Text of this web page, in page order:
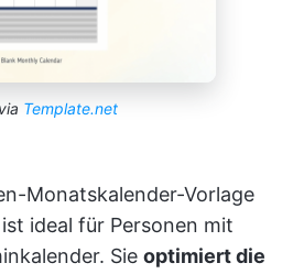
via Template.net
Monatskalender-Vorlage
ideal für Personen mit
Sie optimiert die